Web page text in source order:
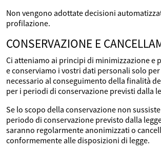
Non vengono adottate decisioni
profilazione.
CONSERVAZIONE E
Ci atteniamo ai principi di minimizzazione e
e conserviamo i vostri dati personali solo
necessario al conseguimento della finalità
per i periodi di conservazione previsti dalla
Se lo scopo della conservazione non
periodo di conservazione previsto dalla
saranno regolarmente anonimizzati o
conformemente alle disposizioni di legge.